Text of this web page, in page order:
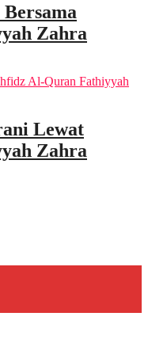
Zahra
Lewat
Zahra